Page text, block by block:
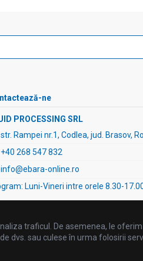
ne
PROCESSING SRL
str. Rampei nr.1, Codlea, jud. Brasov,
+40 268 547 832
info@ebara-online.ro
Luni-Vineri intre orele 8.30-
traficul. De asemenea, le
sau culese în urma folosirii